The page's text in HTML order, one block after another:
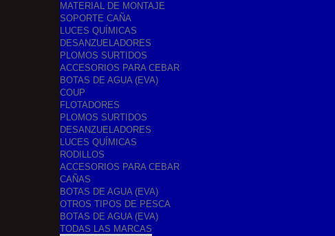
MATERIAL DE MONTAJE
SOPORTE CAÑA
LUCES QUÍMICAS
DESANZUELADORES
PLOMOS SURTIDOS
ACCESORIOS PARA CEBAR
BOTAS DE AGUA (EVA)
COUP
FLOTADORES
PLOMOS SURTIDOS
DESANZUELADORES
LUCES QUÍMICAS
RODILLOS
ACCESORIOS PARA CEBAR
CAÑAS
BOTAS DE AGUA (EVA)
OTROS TIPOS DE PESCA
BOTAS DE AGUA (EVA)
TODAS LAS MARCAS